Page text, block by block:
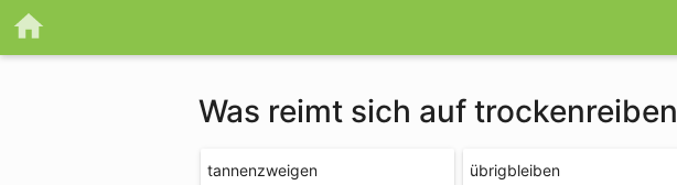
Was reimt sich auf
tannenzweigen übrigbleiben